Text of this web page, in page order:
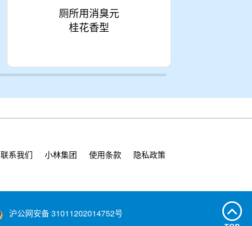
厕所用消臭元
桂花香型
联系我们 小林集团 使用条款 隐私政策
沪公网安备 31011202014752号